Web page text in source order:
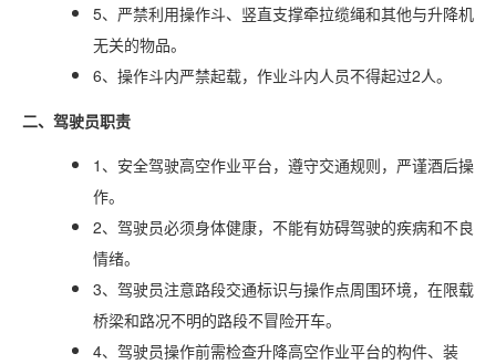
5、严禁利用操作斗、竖直支撑牵拉缆绳和其他与升降机
无关的物品。
6、操作斗内严禁起载，作业斗内人员不得起过2人。
二、驾驶员职责
1、安全驾驶高空作业平台，遵守交通规则，严谨酒后操
作。
2、驾驶员必须身体健康，不能有妨碍驾驶的疾病和不良
情绪。
3、驾驶员注意路段交通标识与操作点周围环境，在限载
桥梁和路况不明的路段不冒险开车。
4、驾驶员操作前需检查升降高空作业平台的构件、装